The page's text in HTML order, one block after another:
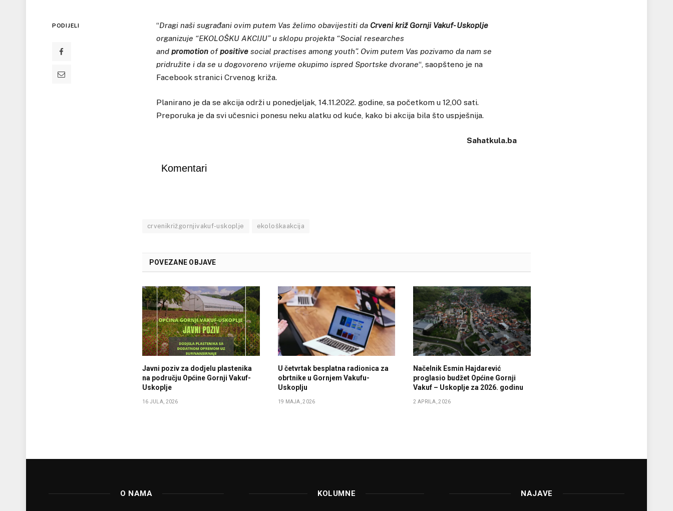
PODIJELI “Dragi naši sugrađani ovim putem Vas želimo obavijestiti da Crveni križ Gornji Vakuf- Uskoplje
organizuje “EKOLOŠKU AKCIJU” u sklopu projekta “Social researches
and promotion ofpositive social practises among youth”. Ovim putem Vas pozivamo da nam se
pridružite i da se u dogovoreno vrijeme okupimo ispred Sportske dvorane“, saopšteno je na
Facebook stranici Crvenog križa.
Planirano je da se akcija održi u ponedjeljak, 14.11.2022. godine, sa početkom u 12,00 sati.
Preporuka je da svi učesnici ponesu neku alatku od kuće, kako bi akcija bila što uspješnija.
Sahatkula.ba
Komentari
crvenikrižgornjivakuf-uskoplje ekološkaakcija
POVEZANE OBJAVE
Javni poziv za dodjelu plastenika
na području Općine Gornji Vakuf-
Uskoplje
16 JULA, 2026
U četvrtak besplatna radionica za
obrtnike u Gornjem Vakufu-
Uskoplju
19 MAJA, 2026
Načelnik Esmin Hajdarević
proglasio budžet Općine Gornji
Vakuf – Uskoplje za 2026. godinu
2 APRILA, 2026
O NAMA KOLUMNE NAJAVE